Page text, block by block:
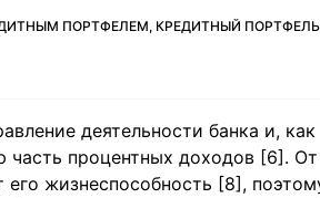
ПОРТФЕЛЕМ, КРЕДИТНЫЙ ПОРТФЕЛЬ
деятельности банка и, как
часть процентных доходов [6]. От
его жизнеспособность [8],